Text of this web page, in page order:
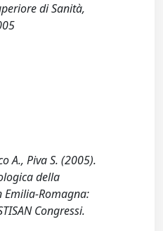
di Sanità,
A., Piva S. (2005).
della
Romagna:
Congressi.